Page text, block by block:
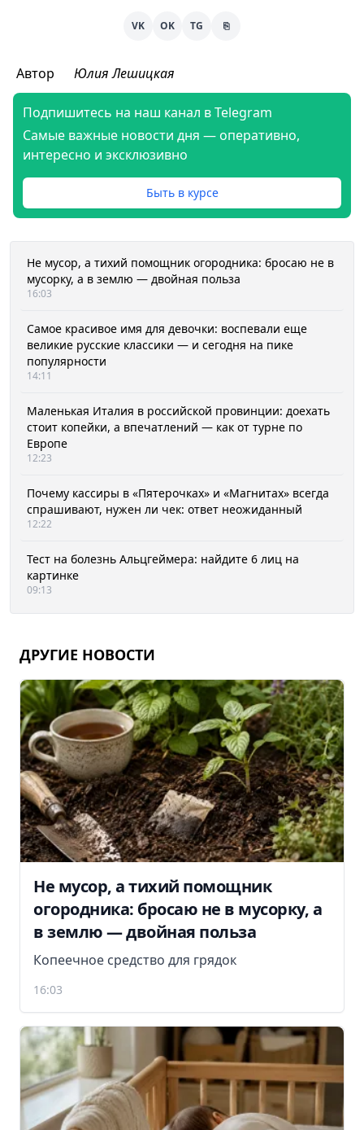
VK OK TG ⎘
Автор Юлия Лешицкая
Подпишитесь на наш канал в Telegram
Самые важные новости дня — оперативно,
интересно и эксклюзивно
Быть в курсе
Не мусор, а тихий помощник огородника: бросаю не в
мусорку, а в землю — двойная польза
16:03
Самое красивое имя для девочки: воспевали еще
великие русские классики — и сегодня на пике
популярности
14:11
Маленькая Италия в российской провинции: доехать
стоит копейки, а впечатлений — как от турне по
Европе
12:23
Почему кассиры в «Пятерочках» и «Магнитах» всегда
спрашивают, нужен ли чек: ответ неожиданный
12:22
Тест на болезнь Альцгеймера: найдите 6 лиц на
картинке
09:13
ДРУГИЕ НОВОСТИ
Не мусор, а тихий помощник
огородника: бросаю не в мусорку, а
в землю — двойная польза
Копеечное средство для грядок
16:03